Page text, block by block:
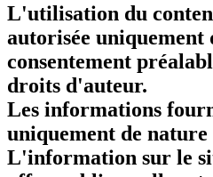
L'utilisation du
autorisée uniquement
consentement
droits d'auteur.
Les informations
uniquement de
L'information sur le